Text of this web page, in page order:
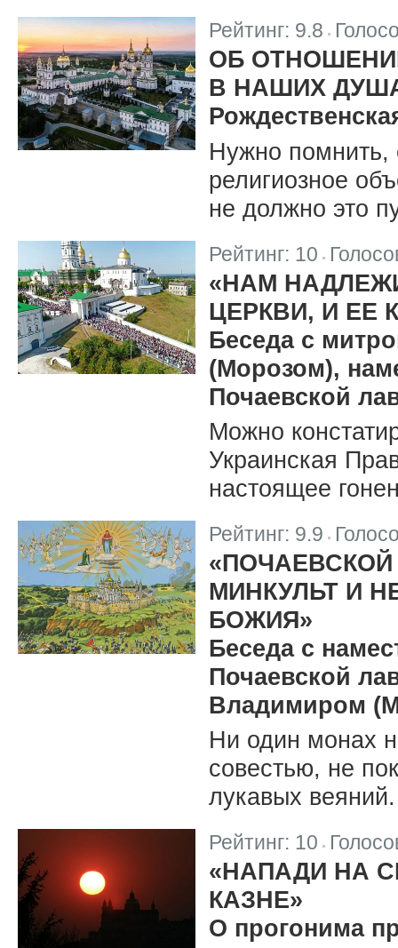
Рейтинг: 9.8
ОБ
В НАШИХ
Нужно помнить,
религиозное
не должно это
Рейтинг: 10 |
«НАМ
ЦЕРКВИ, И ЕЕ
Беседа с
(Морозом),
Почаевской
Можно
Украинская
настоящее
Рейтинг: 9.9 |
МИНКУЛЬТ И
БОЖИЯ»
Беседа с
Почаевской
Владимиром
Ни один монах
совестью, не
лукавых веяний.
Рейтинг: 10
«НАПАДИ НА
КАЗНЕ»
О прогонима